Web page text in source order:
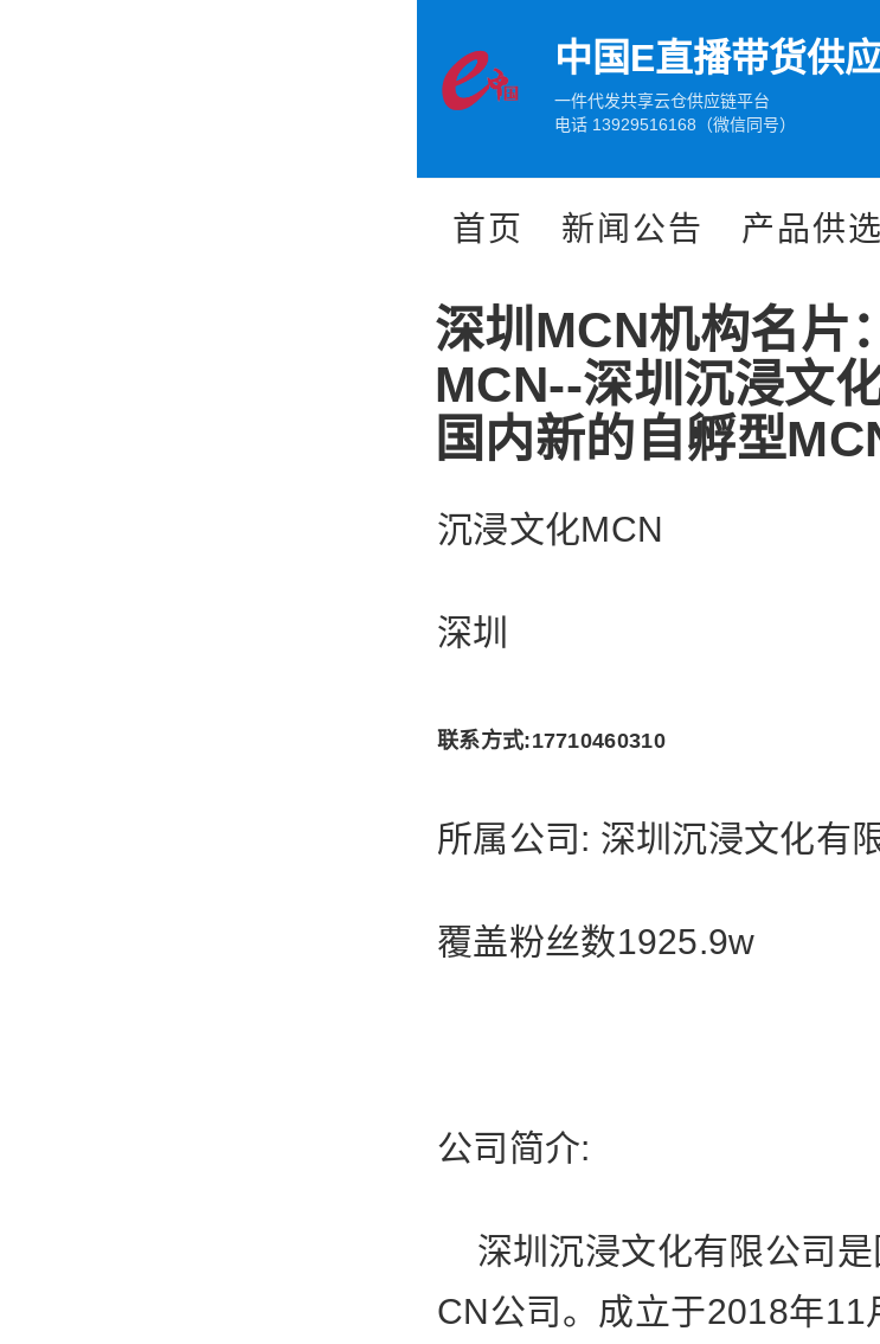
中国E直播带货供
一件代发共享云仓供应链平台
电话 13929516168（微信同号）
首页 新闻公告 产品供选
深圳MCN机构名片
MCN--深圳沉浸文
国内新的自孵型
沉浸文化MCN
深圳
联系方式:17710460310
所属公司: 深圳沉浸文化有
覆盖粉丝数1925.9w
公司简介:
深圳沉浸文化有限公司是
CN公司。成立于2018年11